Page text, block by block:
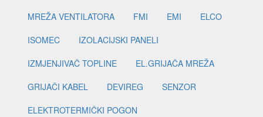
MREŽA VENTILATORA
FMI EMI
ELCO
ISOMEC
IZOLACIJSKI PANELI
IZMJENJIVAČ TOPLINE
EL.GRIJAČA MREŽA
GRIJAČI KABEL
DEVIREG
SENZOR
ELEKTROTERMIČKI POGON